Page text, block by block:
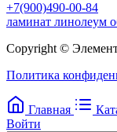
+7(900)490-00-84
ламинат линолеум
Copyright ©
Политика
Главная
Войти